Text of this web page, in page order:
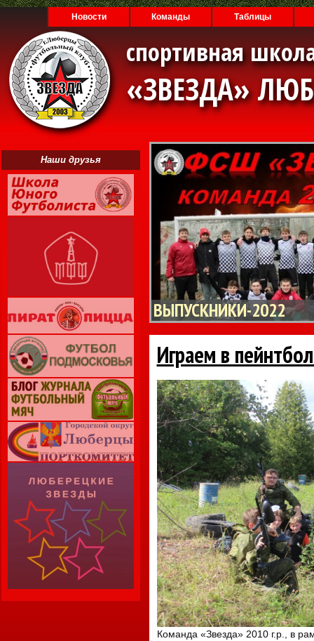
Новости Команды Таблицы
спортивная
«ЗВЕЗДА»
Наши друзья
ВЫПУСКНИКИ-2022
Играем в
Команда «Звезда» 2010 г.р., в